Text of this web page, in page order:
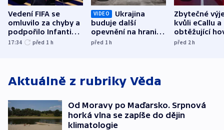
Vedení FIFA se
omluvilo za chyby a
podpořilo Infantina.
UEFA trvá na
17:34 před 1 h
VIDEO
Ukrajina
buduje další
opevnění na hranici
s Běloruskem
před 1h
Zbytečné
kvůli eCallu a
obtěžující
zdržují
před 2h
Aktuálně z rubriky Věda
Od Moravy po Maďarsko. Srpnová
horká vlna se zapíše do dějin
klimatologie